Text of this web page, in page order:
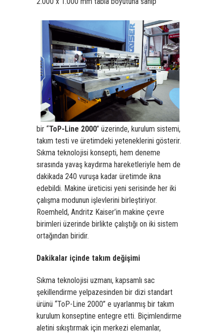
bir “ToP-Line 2000” üzerinde, kurulum sistemi,
takım testi ve üretimdeki yeteneklerini gösterir.
Sıkma teknolojisi konsepti, hem deneme
sırasında yavaş kaydırma hareketleriyle hem de
dakikada 240 vuruşa kadar üretimde ikna
edebildi. Makine üreticisi yeni serisinde her iki
çalışma modunun işlevlerini birleştiriyor.
Roemheld, Andritz Kaiser’in makine çevre
birimleri üzerinde birlikte çalıştığı on iki sistem
ortağından biridir.
Dakikalar içinde takım değişimi
Sıkma teknolojisi uzmanı, kapsamlı sac
şekillendirme yelpazesinden bir dizi standart
ürünü “ToP-Line 2000” e uyarlanmış bir takım
kurulum konseptine entegre etti. Biçimlendirme
aletini sıkıştırmak için merkezi elemanlar,